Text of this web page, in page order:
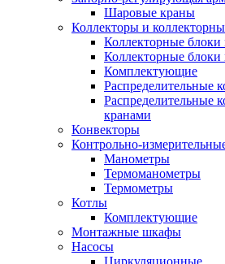
Шаровые краны
Коллекторы и
Коллекторные блоки
Коллекторные
Комплектующие
Распределительные
Распределительные
кранами
Конвекторы
Контрольно-
Манометры
Термоманометры
Термометры
Котлы
Комплектующие
Монтажные шкафы
Насосы
Циркуляционные